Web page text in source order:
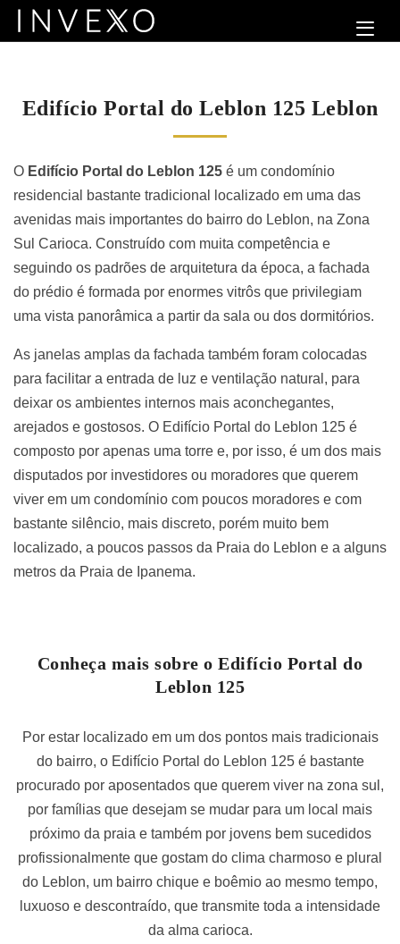
Edifício Portal do Leblon 125 Leblon
O Edifício Portal do Leblon 125 é um condomínio
residencial bastante tradicional localizado em uma das
avenidas mais importantes do bairro do Leblon, na Zona
Sul Carioca. Construído com muita competência e
seguindo os padrões de arquitetura da época, a fachada
do prédio é formada por enormes vitrôs que privilegiam
uma vista panorâmica a partir da sala ou dos dormitórios.
As janelas amplas da fachada também foram colocadas
para facilitar a entrada de luz e ventilação natural, para
deixar os ambientes internos mais aconchegantes,
arejados e gostosos. O Edifício Portal do Leblon 125 é
composto por apenas uma torre e, por isso, é um dos mais
disputados por investidores ou moradores que querem
viver em um condomínio com poucos moradores e com
bastante silêncio, mais discreto, porém muito bem
localizado, a poucos passos da Praia do Leblon e a alguns
metros da Praia de Ipanema.
Conheça mais sobre o Edifício Portal do
Leblon 125
Por estar localizado em um dos pontos mais tradicionais
do bairro, o Edifício Portal do Leblon 125 é bastante
procurado por aposentados que querem viver na zona sul,
por famílias que desejam se mudar para um local mais
próximo da praia e também por jovens bem sucedidos
profissionalmente que gostam do clima charmoso e plural
do Leblon, um bairro chique e boêmio ao mesmo tempo,
luxuoso e descontraído, que transmite toda a intensidade
da alma carioca.